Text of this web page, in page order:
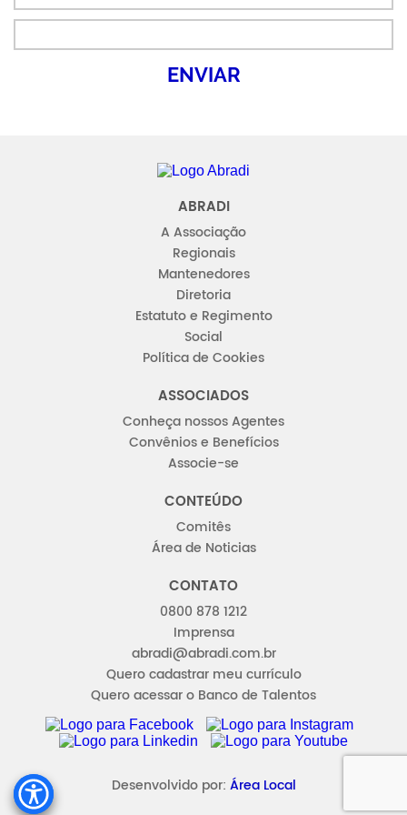
Abradi
ABRADI
A Associação
Regionais
Mantenedores
Diretoria
Estatuto e Regimento
Social
Política de Cookies
ASSOCIADOS
Conheça nossos Agentes
Convênios e Benefícios
Associe-se
CONTEÚDO
Comitês
Área de Noticias
CONTATO
0800 878 1212
Imprensa
abradi@abradi.com.br
Quero cadastrar meu currículo
Quero acessar o Banco de Talentos
FACEBOOK INSTAGRAM
LINKEDIN YOUTUBE
Desenvolvido por: Área Local